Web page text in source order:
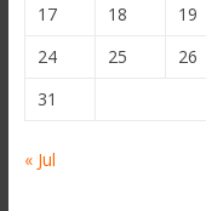
17
18 19
24
25 26
31
« Jul